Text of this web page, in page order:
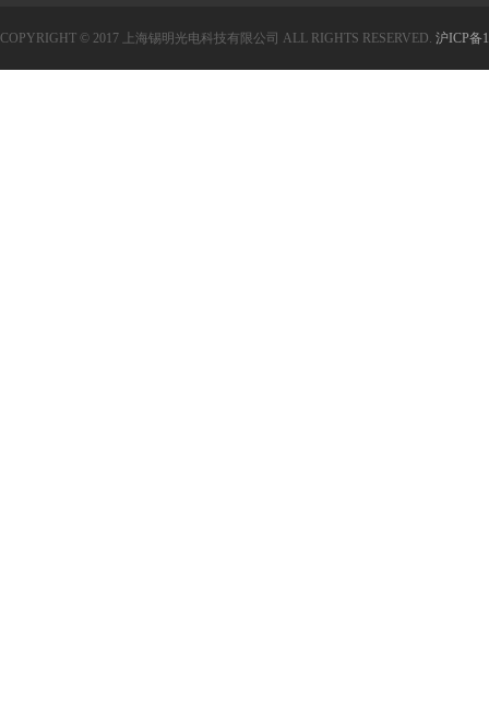
COPYRIGHT © 2017 上海锡明光电科技有限公司 ALL RIGHTS RESERVED. 沪ICP备